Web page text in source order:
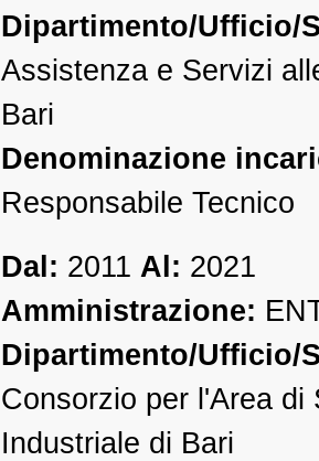
Dipartimento/Ufficio/
Assistenza e Servizi
Bari
Denominazione
Responsabile Tecnico
Dal: 2011 Al: 2021
Amministrazione:
Dipartimento/Ufficio/
Consorzio per l'Area di
Industriale di Bari